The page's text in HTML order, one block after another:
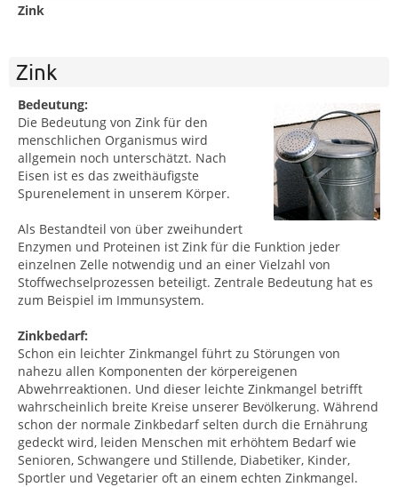
Zink
Zink
Bedeutung:
Die Bedeutung von Zink für den
menschlichen Organismus wird
allgemein noch unterschätzt. Nach
Eisen ist es das zweithäufigste
Spurenelement in unserem Körper.
Als Bestandteil von über zweihundert
Enzymen und Proteinen ist Zink für die Funktion jeder
einzelnen Zelle notwendig und an einer Vielzahl von
Stoffwechselprozessen beteiligt. Zentrale Bedeutung hat es
zum Beispiel im Immunsystem.
Zinkbedarf:
Schon ein leichter Zinkmangel führt zu Störungen von
nahezu allen Komponenten der körpereigenen
Abwehrreaktionen. Und dieser leichte Zinkmangel betrifft
wahrscheinlich breite Kreise unserer Bevölkerung. Während
schon der normale Zinkbedarf selten durch die Ernährung
gedeckt wird, leiden Menschen mit erhöhtem Bedarf wie
Senioren, Schwangere und Stillende, Diabetiker, Kinder,
Sportler und Vegetarier oft an einem echten Zinkmangel.